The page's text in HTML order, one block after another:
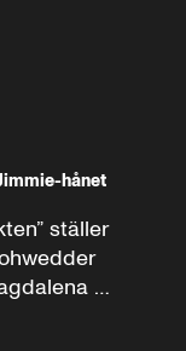
hånet
ställer